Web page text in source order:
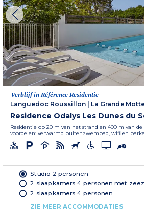
Verblijf in Référence Residentie
Languedoc Roussillon
La Grande
Residence Odalys Les Dunes du
Residentie op 20 m van het strand en 400 m van de
voordelen: verwarmd buitenzwembad, wifi en
Studio 2 personen
2 slaapkamers 4 personen met
2 slaapkamers 4 personen
ZIE MEER ACCOMMODATIES